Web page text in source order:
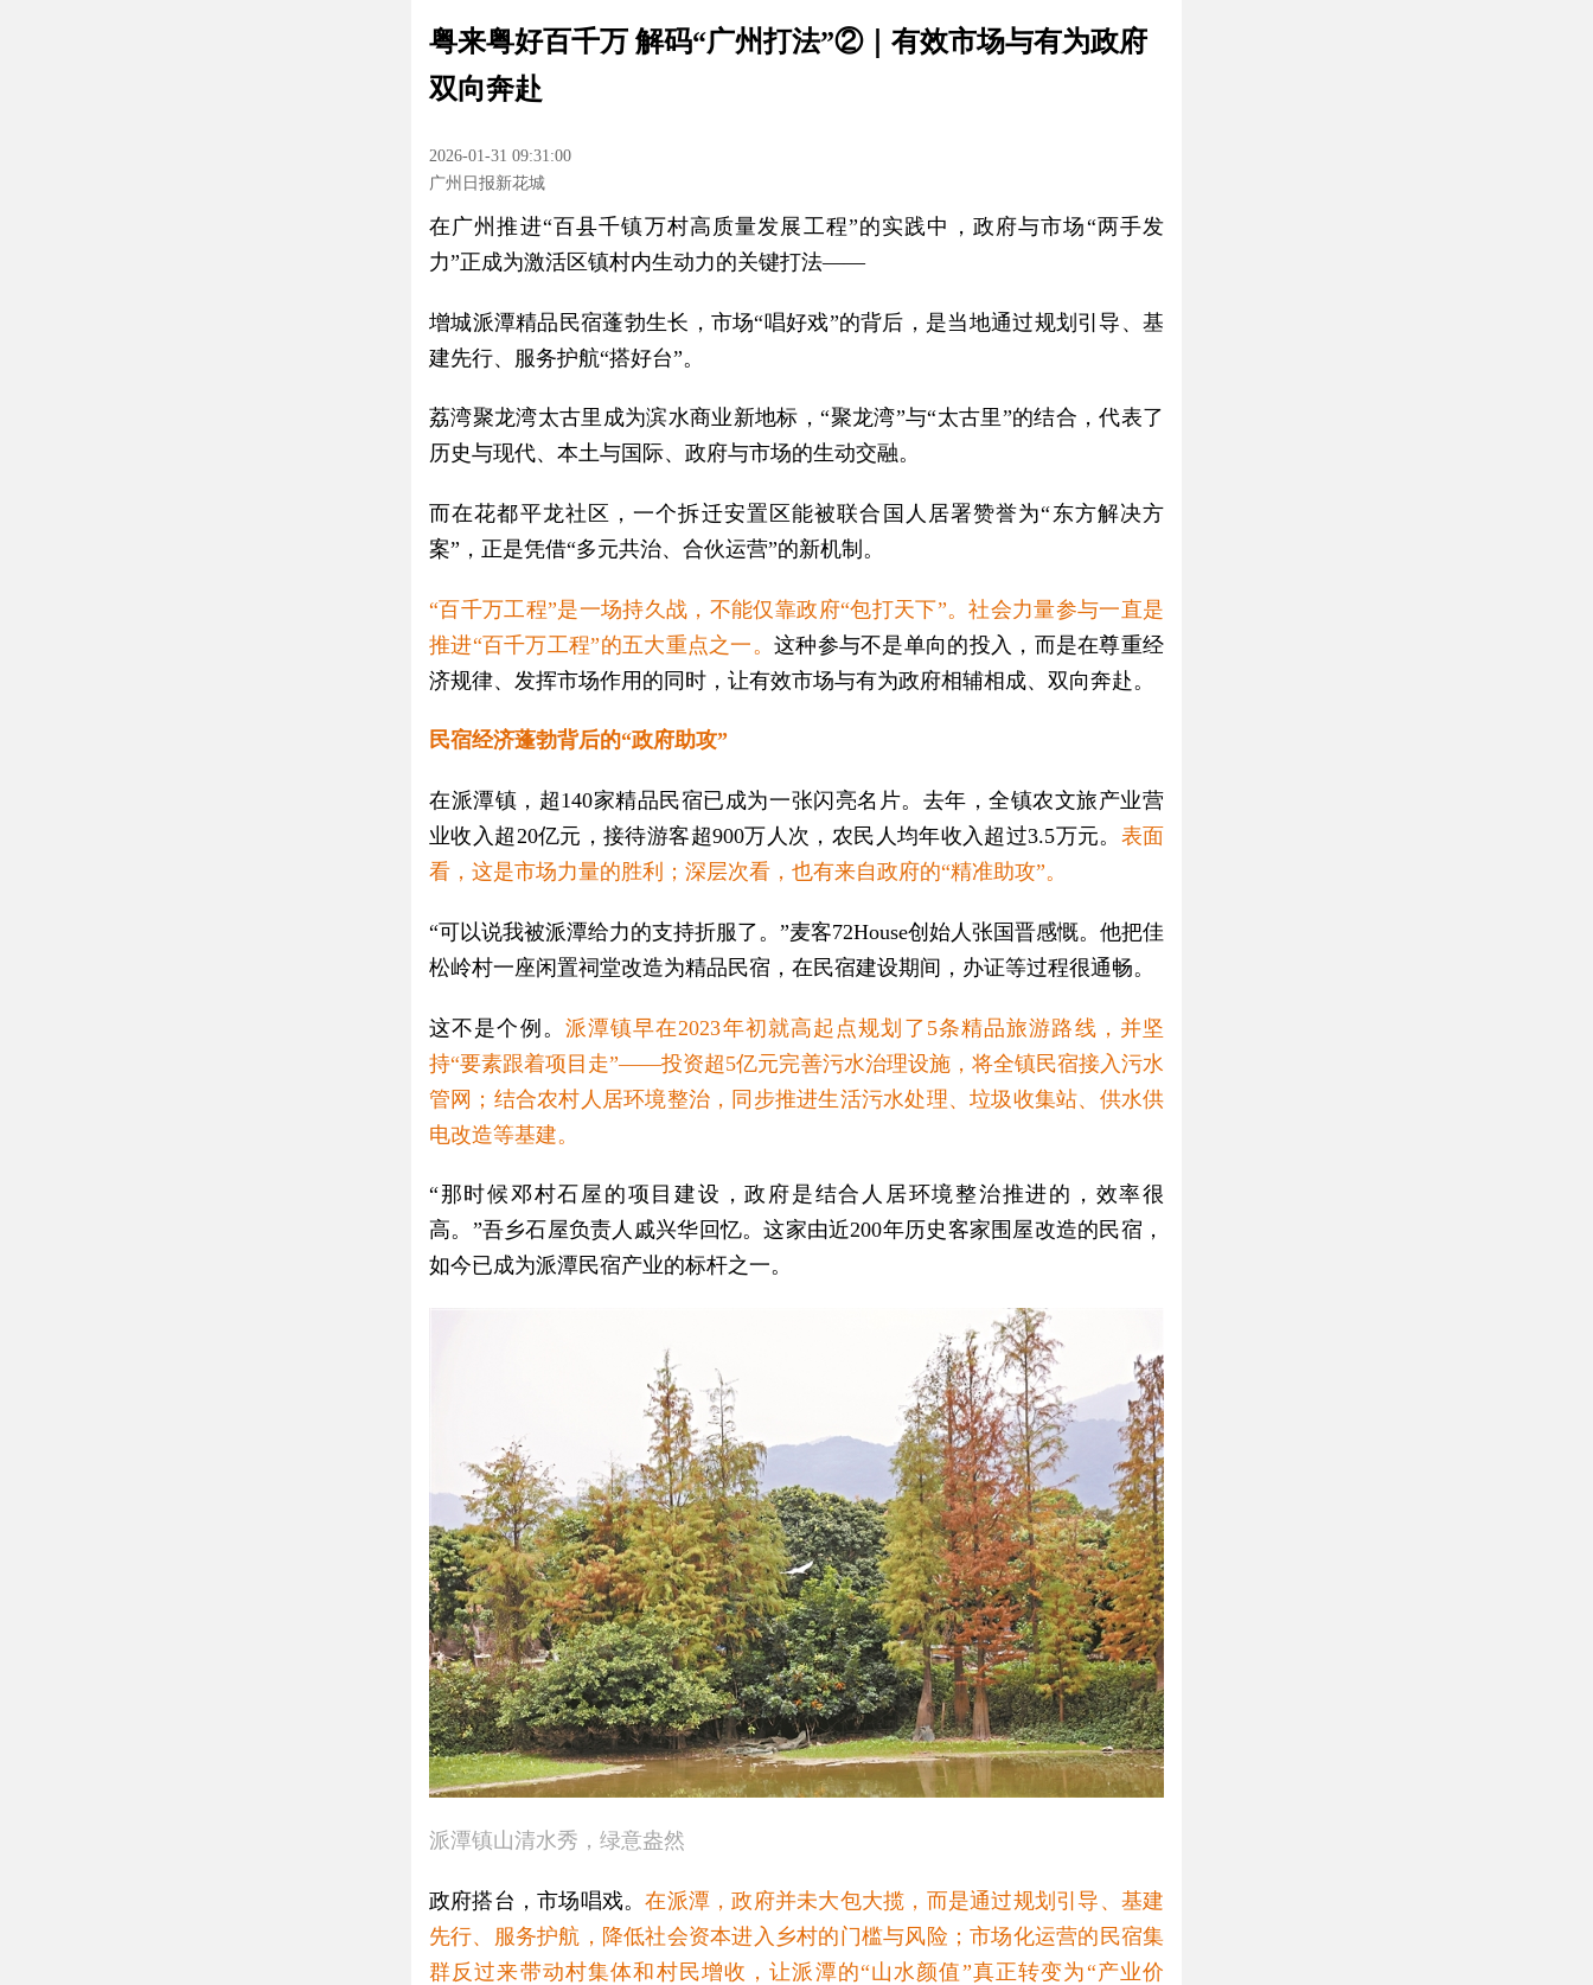
粤来粤好百千万 解码“广州打法”②｜有效市场与有为政府
双向奔赴
2026-01-31 09:31:00
广州日报新花城
在广州推进“百县千镇万村高质量发展工程”的实践中，政府与市场“两手发
力”正成为激活区镇村内生动力的关键打法——
增城派潭精品民宿蓬勃生长，市场“唱好戏”的背后，是当地通过规划引导、基
建先行、服务护航“搭好台”。
荔湾聚龙湾太古里成为滨水商业新地标，“聚龙湾”与“太古里”的结合，代表了
历史与现代、本土与国际、政府与市场的生动交融。
而在花都平龙社区，一个拆迁安置区能被联合国人居署赞誉为“东方解决方
案”，正是凭借“多元共治、合伙运营”的新机制。
“百千万工程”是一场持久战，不能仅靠政府“包打天下”。社会力量参与一直是
推进“百千万工程”的五大重点之一。 这种参与不是单向的投入，而是在尊重经
济规律、发挥市场作用的同时，让有效市场与有为政府相辅相成、双向奔赴。
民宿经济蓬勃背后的“政府助攻”
在派潭镇，超140家精品民宿已成为一张闪亮名片。去年，全镇农文旅产业营
业收入超20亿元，接待游客超900万人次，农民人均年收入超过3.5万元。 表面
看，这是市场力量的胜利；深层次看，也有来自政府的“精准助攻”。
“可以说我被派潭给力的支持折服了。”麦客72House创始人张国晋感慨。他把佳
松岭村一座闲置祠堂改造为精品民宿，在民宿建设期间，办证等过程很通畅。
这不是个例。 派潭镇早在2023年初就高起点规划了5条精品旅游路线，并坚
持“要素跟着项目走”——投资超5亿元完善污水治理设施，将全镇民宿接入污水
管网；结合农村人居环境整治，同步推进生活污水处理、垃圾收集站、供水供
电改造等基建。
“那时候邓村石屋的项目建设，政府是结合人居环境整治推进的，效率很
高。”吾乡石屋负责人戚兴华回忆。这家由近200年历史客家围屋改造的民宿，
如今已成为派潭民宿产业的标杆之一。
派潭镇山清水秀，绿意盎然
政府搭台，市场唱戏。在派潭，政府并未大包大揽，而是通过规划引导、基建
先行、服务护航，降低社会资本进入乡村的门槛与风险；市场化运营的民宿集
群反过来带动村集体和村民增收，让派潭的“山水颜值”真正转变为“产业价